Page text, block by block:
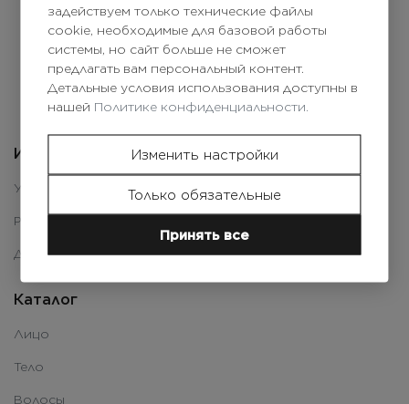
Да, я принимаюусловия использования сайта
Получить скидку
Информация
Условия использования сайта
Регламент
Доставка и оплата
Каталог
Лицо
Тело
Волосы
задействуем только технические файлы
cookie, необходимые для базовой работы
системы, но сайт больше не сможет
предлагать вам персональный контент.
Детальные условия использования доступны в
нашей Политике конфиденциальности.
Изменить настройки
Только обязательные
Принять все